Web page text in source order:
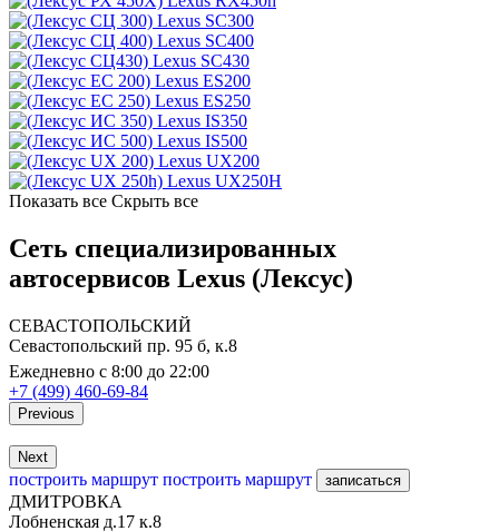
Lexus SC300
Lexus SC400
Lexus SC430
Lexus ES200
Lexus ES250
Lexus IS350
Lexus IS500
Lexus UX200
Lexus UX250H
Показать все Скрыть все
Сеть специализированных
автосервисов Lexus (Лексус)
СЕВАСТОПОЛЬСКИЙ
Севастопольский пр. 95 б, к.8
Ежедневно с 8:00 до 22:00
+7 (499) 460-69-84
Previous
Next
построить маршрут построить маршрут записаться
ДМИТРОВКА
Лобненская д.17 к.8